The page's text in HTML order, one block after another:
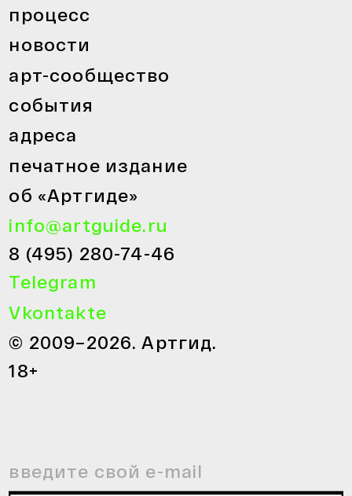
процесс
новости
арт-сообщество
события
адреса
печатное издание
об «Артгиде»
info@artguide.ru
8 (495) 280-74-46
© 2009–2026. Артгид.
18+
Telegram
Vkontakte